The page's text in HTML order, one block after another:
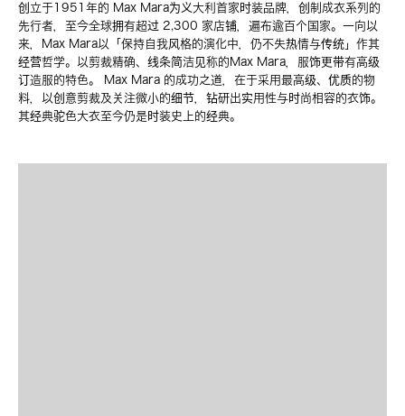
创立于1951年的 Max Mara为义大利首家时装品牌，创制成衣系列的
先行者，至今全球拥有超过 2,300 家店铺，遍布逾百个国家。一向以
来，Max Mara以「保持自我风格的演化中，仍不失热情与传统」作其
经营哲学。以剪裁精确、线条简洁见称的Max Mara，服饰更带有高级
订造服的特色。 Max Mara 的成功之道，在于采用最高级、优质的物
料，以创意剪裁及关注微小的细节，钻研出实用性与时尚相容的衣饰。
其经典驼色大衣至今仍是时装史上的经典。